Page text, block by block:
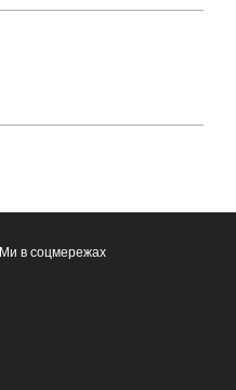
Ми в соцмережах